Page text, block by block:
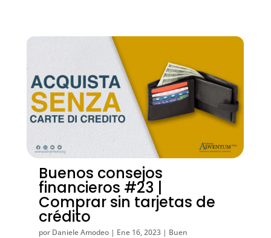
Buenos consejos
financieros #23 |
Comprar sin tarjetas de
crédito
por Daniele Amodeo| Ene 16, 2023| Buen